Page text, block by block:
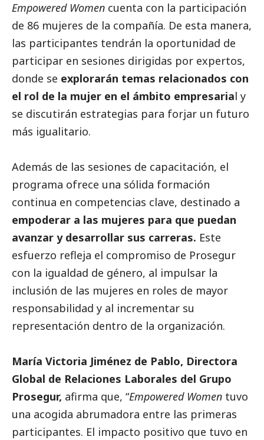
Empowered Women cuenta con la participación
de 86 mujeres de la compañía. De esta manera,
las participantes tendrán la oportunidad de
participar en sesiones dirigidas por expertos,
donde se explorarán temas relacionados con
el rol de la mujer en el ámbito empresarial y
se discutirán estrategias para forjar un futuro
más igualitario.
Además de las sesiones de capacitación, el
programa ofrece una sólida formación
continua en competencias clave, destinado a
empoderar a las mujeres para que puedan
avanzar y desarrollar sus carreras. Este
esfuerzo refleja el compromiso de Prosegur
con la igualdad de género, al impulsar la
inclusión de las mujeres en roles de mayor
responsabilidad y al incrementar su
representación dentro de la organización.
María Victoria Jiménez de Pablo, Directora
Global de Relaciones Laborales del Grupo
Prosegur, afirma que, “Empowered Women tuvo
una acogida abrumadora entre las primeras
participantes. El impacto positivo que tuvo en